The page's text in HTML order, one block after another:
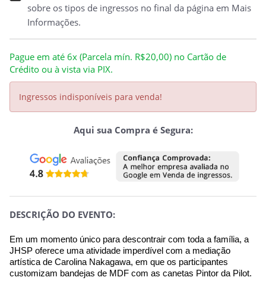
sobre os tipos de ingressos no final da página em Mais
Informações.
Pague em até 6x (Parcela mín. R$20,00) no Cartão de
Crédito ou à vista via PIX.
Ingressos indisponíveis para venda!
Aqui sua Compra é Segura:
DESCRIÇÃO DO EVENTO:
Em um momento único para descontrair com toda a família, a
JHSP oferece uma atividade imperdível com a mediação
artística de Carolina Nakagawa, em que os participantes
customizam bandejas de MDF com as canetas Pintor da Pilot.